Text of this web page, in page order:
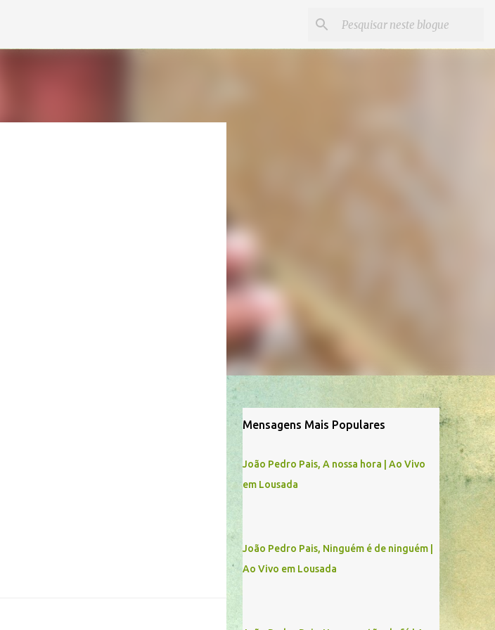
Mensagens Mais Populares
João Pedro Pais, A nossa hora | Ao Vivo
em Lousada
João Pedro Pais, Ninguém é de ninguém |
Ao Vivo em Lousada